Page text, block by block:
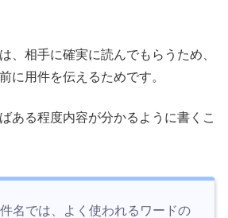
、相手に確実に読んでもらうため、
に用件を伝えるためです。
ある程度内容が分かるように書くこ
名では、よく使われるワードの